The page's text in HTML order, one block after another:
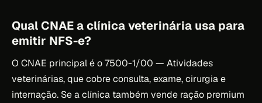
Qual CNAE a clínica veterinária usa para
emitir NFS-e?
O CNAE principal é o 7500-1/00 — Atividades
veterinárias, que cobre consulta, exame, cirurgia e
internação. Se a clínica também vende ração premium